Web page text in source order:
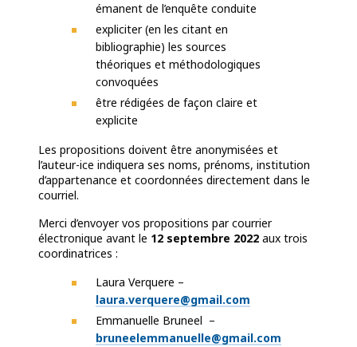
émanent de l’enquête conduite
expliciter (en les citant en
bibliographie) les sources
théoriques et méthodologiques
convoquées
être rédigées de façon claire et
explicite
Les propositions doivent être anonymisées et
l’auteur-ice indiquera ses noms, prénoms, institution
d’appartenance et coordonnées directement dans le
courriel.
Merci d’envoyer vos propositions par courrier
électronique avant le 12 septembre 2022 aux trois
coordinatrices :
Laura Verquere –
laura.verquere@gmail.com
Emmanuelle Bruneel –
bruneelemmanuelle@gmail.com